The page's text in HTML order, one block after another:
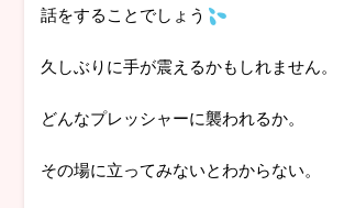
話をすることでしょう
久しぶりに手が震えるかもしれません。
どんなプレッシャーに襲われるか。
その場に立ってみないとわからない。